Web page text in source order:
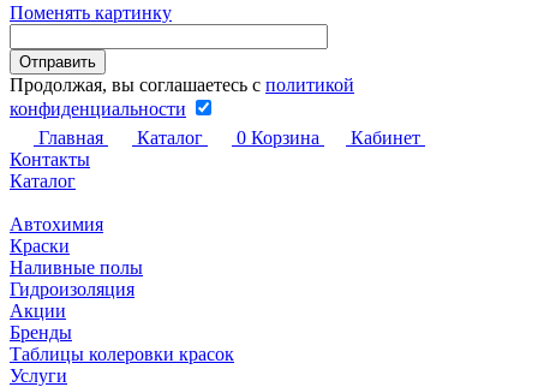
Поменять картинку
Продолжая, вы соглашаетесь с политикой
конфиденциальности
Главная
Каталог 0 Корзина
Кабинет
Контакты
Каталог
Автохимия
Краски
Наливные полы
Гидроизоляция
Акции
Бренды
Таблицы колеровки красок
Услуги